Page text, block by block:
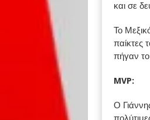
και σε
Το
παίκτες
πήγαν το
MVP:
Ο